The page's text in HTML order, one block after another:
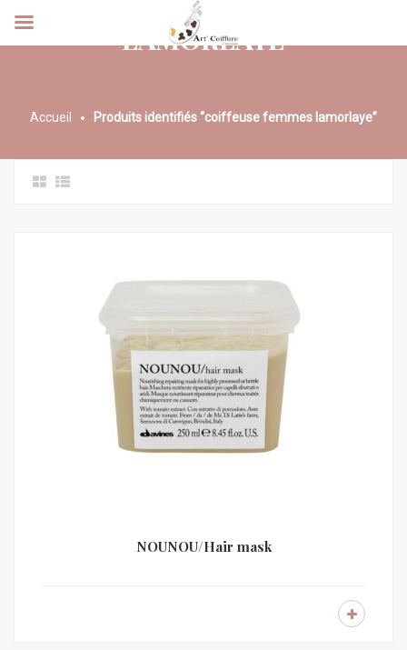
LAMORLAYE
Accueil Produits identifiés “coiffeuse femmes lamorlaye”
NOUNOU/Hair mask